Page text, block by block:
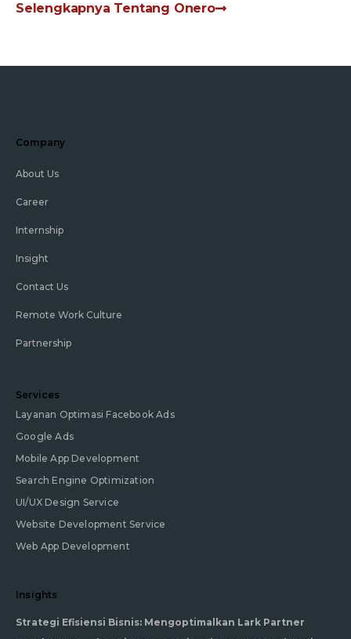
Selengkapnya Tentang Onero
Company
About Us
Career
Internship
Insight
Contact Us
Remote Work Culture
Partnership
Services
Layanan Optimasi Facebook Ads
Google Ads
Mobile App Development
Search Engine Optimization
UI/UX Design Service
Website Development Service
Web App Development
Insights
Strategi Efisiensi Bisnis: Mengoptimalkan Lark Partner